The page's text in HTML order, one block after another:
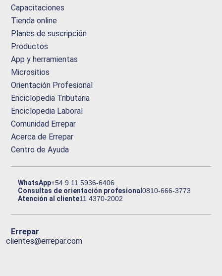
Capacitaciones
Tienda online
Planes de suscripción
Productos
App y herramientas
Micrositios
Orientación Profesional
Enciclopedia Tributaria
Enciclopedia Laboral
Comunidad Errepar
Acerca de Errepar
Centro de Ayuda
WhatsApp+54 9 11 5936-6406
Consultas de orientación profesional0810-666-3773
Atención al cliente11 4370-2002
Errepar
clientes@errepar.com